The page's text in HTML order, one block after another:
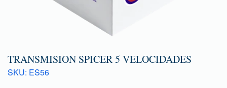
TRANSMISION SPICER 5 VELOCIDADES
SKU: ES56